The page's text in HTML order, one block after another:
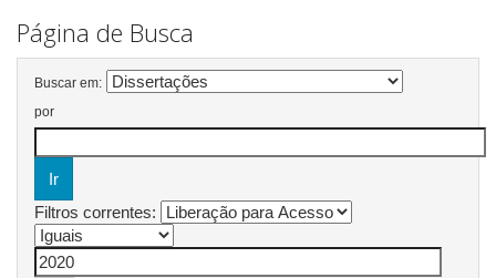
Página de Busca
Buscar em:
por
Filtros correntes: